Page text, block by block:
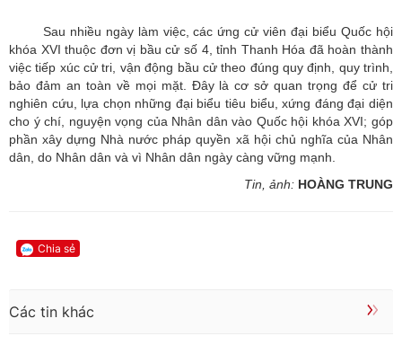
Sau nhiều ngày làm việc, các ứng cử viên đại biểu Quốc hội
khóa XVI thuộc đơn vị bầu cử số 4, tỉnh Thanh Hóa đã hoàn thành
việc tiếp xúc cử tri, vận động bầu cử theo đúng quy định, quy trình,
bảo đảm an toàn về mọi mặt. Đây là cơ sở quan trọng để cử tri
nghiên cứu, lựa chọn những đại biểu tiêu biểu, xứng đáng đại diện
cho ý chí, nguyện vọng của Nhân dân vào Quốc hội khóa XVI; góp
phần xây dựng Nhà nước pháp quyền xã hội chủ nghĩa của Nhân
dân, do Nhân dân và vì Nhân dân ngày càng vững mạnh.
Tin, ảnh: HOÀNG TRUNG
Chia sẻ
Các tin khác